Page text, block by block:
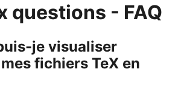
questions - FAQ
je visualiser
fichiers TeX en